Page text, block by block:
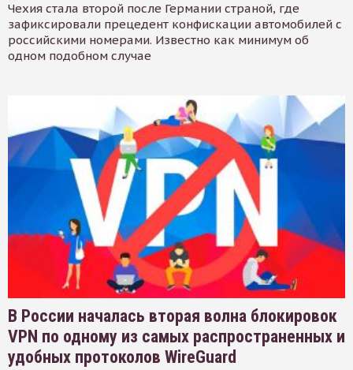
Чехия стала второй после Германии страной, где
зафиксировали прецедент конфискации автомобилей с
российскими номерами. Известно как минимум об
одном подобном случае
В России началась вторая волна блокировок
VPN по одному из самых распространенных и
удобных протоколов WireGuard